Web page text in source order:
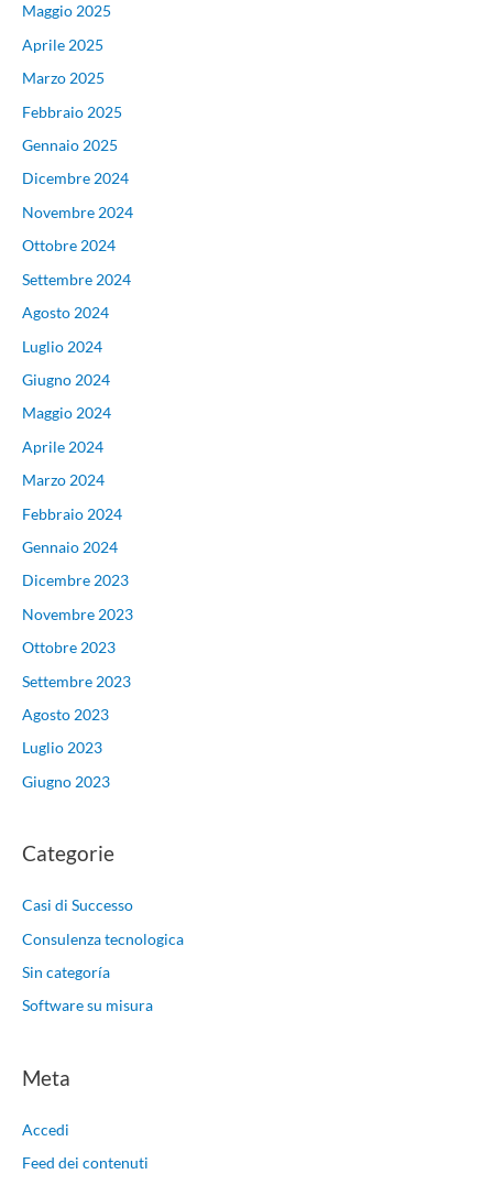
Maggio 2025
Aprile 2025
Marzo 2025
Febbraio 2025
Gennaio 2025
Dicembre 2024
Novembre 2024
Ottobre 2024
Settembre 2024
Agosto 2024
Luglio 2024
Giugno 2024
Maggio 2024
Aprile 2024
Marzo 2024
Febbraio 2024
Gennaio 2024
Dicembre 2023
Novembre 2023
Ottobre 2023
Settembre 2023
Agosto 2023
Luglio 2023
Giugno 2023
Categorie
Casi di Successo
Consulenza tecnologica
Sin categoría
Software su misura
Meta
Accedi
Feed dei contenuti